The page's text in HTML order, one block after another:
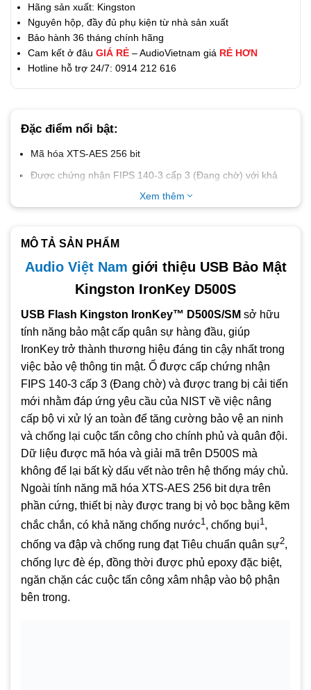
Hãng sản xuất: Kingston
Nguyên hộp, đầy đủ phụ kiện từ nhà sản xuất
Bảo hành 36 tháng chính hãng
Cam kết ở đâu GIÁ RẺ – AudioVietnam giá RẺ HƠN
Hotline hỗ trợ 24/7: 0914 212 616
Đặc điểm nổi bật:
Mã hóa XTS-AES 256 bit
Được chứng nhận FIPS 140-3 cấp 3 (Đang chờ) với khả
năng bảo mật cấp quân sự hàng đầu
Tùy chọn đa mật khẩu với chế độ mật khẩu phức tạp/cụm
Tùy chọn Phân vùng ẩn kép đầu tiên trong ngành
Xóa mật khẩu bằng mật mã khi bị xâm phạm
Vỏ bọc bằng kẽm chắc chắn chống các cuộc tấn công xâm
đạt Tiêu chuẩn quân sự, chống nước/bụi cấp IP67
Giao diện thân thiện với người dùng
Mật khẩu xóa bằng mật mã
Xem thêm
MÔ TẢ SẢN PHẨM
Audio Việt Nam giới thiệu USB Bảo Mật
Kingston IronKey D500S
USB Flash Kingston IronKey™ D500S/SM sở hữu
tính năng bảo mật cấp quân sự hàng đầu, giúp
IronKey trở thành thương hiệu đáng tin cậy nhất trong
việc bảo vệ thông tin mật. Ổ được cấp chứng nhận
FIPS 140-3 cấp 3 (Đang chờ) và được trang bị cải tiến
mới nhằm đáp ứng yêu cầu của NIST về việc nâng
cấp bộ vi xử lý an toàn để tăng cường bảo vệ an ninh
và chống lại cuộc tấn công cho chính phủ và quân đội.
Dữ liệu được mã hóa và giải mã trên D500S mà
không để lại bất kỳ dấu vết nào trên hệ thống máy chủ.
Ngoài tính năng mã hóa XTS-AES 256 bit dựa trên
phần cứng, thiết bị này được trang bị vỏ bọc bằng kẽm
chắc chắn, có khả năng chống nước1, chống bụi1,
chống va đập và chống rung đạt Tiêu chuẩn quân sự2,
chống lực đè ép, đồng thời được phủ epoxy đặc biệt,
ngăn chặn các cuộc tấn công xâm nhập vào bộ phận
bên trong.